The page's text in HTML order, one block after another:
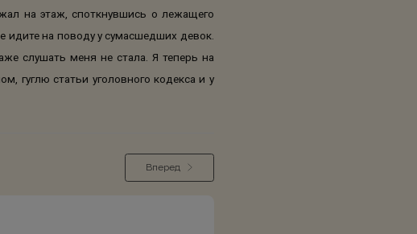
на этаж, споткнувшись о лежащего
идите на поводу у сумасшедших девок.
слушать меня не стала. Я теперь на
гуглю статьи уголовного кодекса и у
Вперед